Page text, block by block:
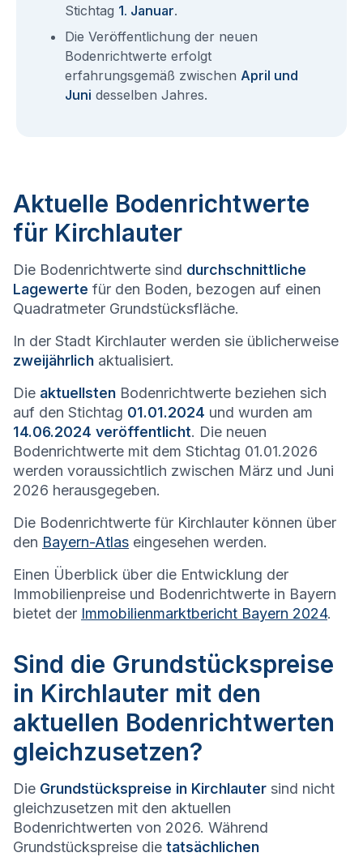
Stichtag 1. Januar.
Die Veröffentlichung der neuen
Bodenrichtwerte erfolgt
erfahrungsgemäß zwischen April und
Juni desselben Jahres.
Aktuelle Bodenrichtwerte
für Kirchlauter
Die Bodenrichtwerte sind durchschnittliche
Lagewerte für den Boden, bezogen auf einen
Quadratmeter Grundstücksfläche.
In der Stadt Kirchlauter werden sie üblicherweise
zweijährlich aktualisiert.
Die aktuellsten Bodenrichtwerte beziehen sich
auf den Stichtag 01.01.2024 und wurden am
14.06.2024 veröffentlicht. Die neuen
Bodenrichtwerte mit dem Stichtag 01.01.2026
werden voraussichtlich zwischen März und Juni
2026 herausgegeben.
Die Bodenrichtwerte für Kirchlauter können über
den Bayern-Atlas eingesehen werden.
Einen Überblick über die Entwicklung der
Immobilienpreise und Bodenrichtwerte in Bayern
bietet der Immobilienmarktbericht Bayern 2024.
Sind die Grundstückspreise
in Kirchlauter mit den
aktuellen Bodenrichtwerten
gleichzusetzen?
Die Grundstückspreise in Kirchlauter sind nicht
gleichzusetzen mit den aktuellen
Bodenrichtwerten von 2026. Während
Grundstückspreise die tatsächlichen